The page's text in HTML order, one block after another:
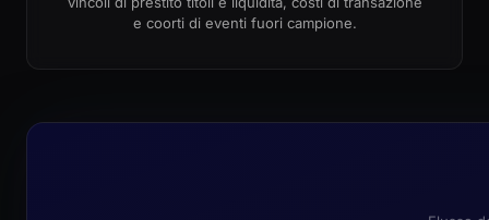
e coorti di eventi fuori campione.